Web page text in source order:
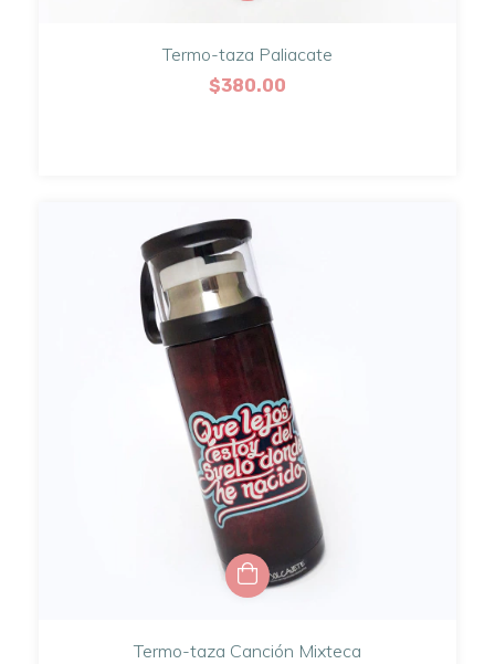
Termo-taza Paliacate
$380.00
Termo-taza Canción Mixteca